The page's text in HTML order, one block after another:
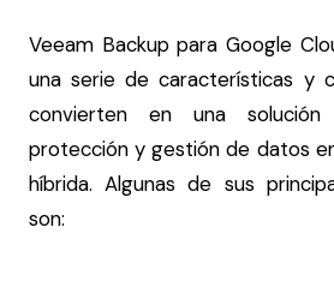
Veeam Backup para Google
una serie de características y
convierten en una
protección y gestión de datos
híbrida. Algunas de sus
son: